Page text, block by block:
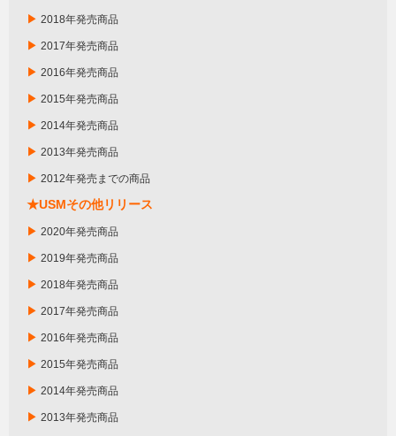
▶ 2018年発売商品
▶ 2017年発売商品
▶ 2016年発売商品
▶ 2015年発売商品
▶ 2014年発売商品
▶ 2013年発売商品
▶ 2012年発売までの商品
★USMその他リリース
▶ 2020年発売商品
▶ 2019年発売商品
▶ 2018年発売商品
▶ 2017年発売商品
▶ 2016年発売商品
▶ 2015年発売商品
▶ 2014年発売商品
▶ 2013年発売商品